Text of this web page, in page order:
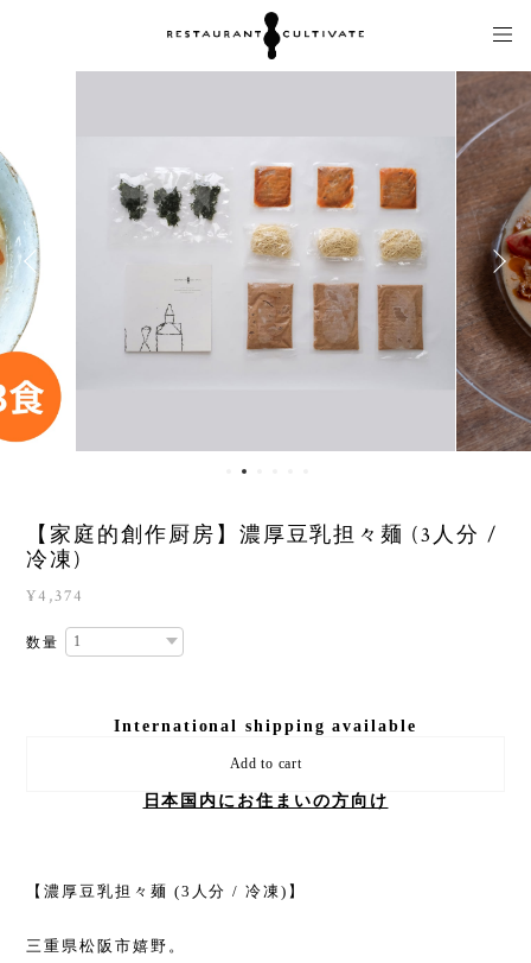
【家庭的創作厨房】濃厚豆乳担々麺 (3人分 /
冷凍)
¥4,374
数量
International shipping available
Add to cart
日本国内にお住まいの方向け
【濃厚豆乳担々麺 (3人分 / 冷凍)】
三重県松阪市嬉野。